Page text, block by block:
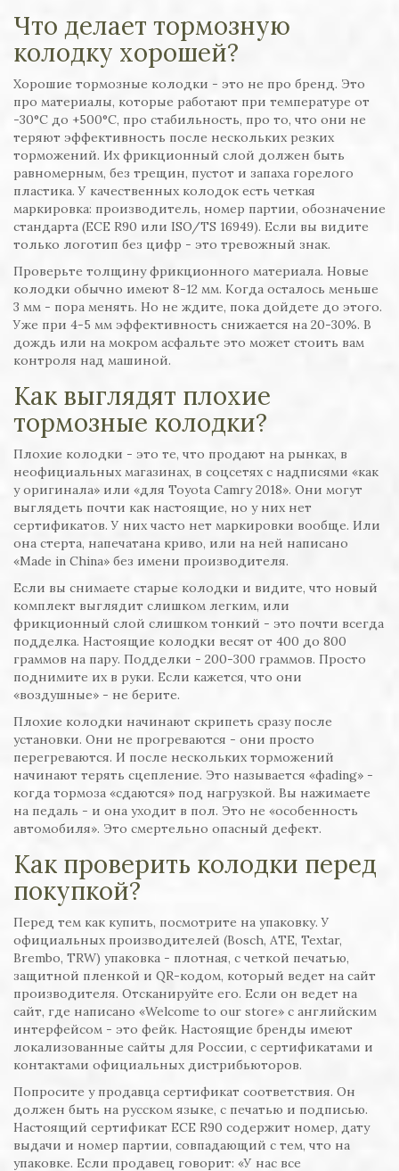
Что делает тормозную
колодку хорошей?
Хорошие тормозные колодки - это не про бренд. Это
про материалы, которые работают при температуре от
-30°C до +500°C, про стабильность, про то, что они не
теряют эффективность после нескольких резких
торможений. Их фрикционный слой должен быть
равномерным, без трещин, пустот и запаха горелого
пластика. У качественных колодок есть четкая
маркировка: производитель, номер партии, обозначение
стандарта (ECE R90 или ISO/TS 16949). Если вы видите
только логотип без цифр - это тревожный знак.
Проверьте толщину фрикционного материала. Новые
колодки обычно имеют 8-12 мм. Когда осталось меньше
3 мм - пора менять. Но не ждите, пока дойдете до этого.
Уже при 4-5 мм эффективность снижается на 20-30%. В
дождь или на мокром асфальте это может стоить вам
контроля над машиной.
Как выглядят плохие
тормозные колодки?
Плохие колодки - это те, что продают на рынках, в
неофициальных магазинах, в соцсетях с надписями «как
у оригинала» или «для Toyota Camry 2018». Они могут
выглядеть почти как настоящие, но у них нет
сертификатов. У них часто нет маркировки вообще. Или
она стерта, напечатана криво, или на ней написано
«Made in China» без имени производителя.
Если вы снимаете старые колодки и видите, что новый
комплект выглядит слишком легким, или
фрикционный слой слишком тонкий - это почти всегда
подделка. Настоящие колодки весят от 400 до 800
граммов на пару. Подделки - 200-300 граммов. Просто
поднимите их в руки. Если кажется, что они
«воздушные» - не берите.
Плохие колодки начинают скрипеть сразу после
установки. Они не прогреваются - они просто
перегреваются. И после нескольких торможений
начинают терять сцепление. Это называется «фading» -
когда тормоза «сдаются» под нагрузкой. Вы нажимаете
на педаль - и она уходит в пол. Это не «особенность
автомобиля». Это смертельно опасный дефект.
Как проверить колодки перед
покупкой?
Перед тем как купить, посмотрите на упаковку. У
официальных производителей (Bosch, ATE, Textar,
Brembo, TRW) упаковка - плотная, с четкой печатью,
защитной пленкой и QR-кодом, который ведет на сайт
производителя. Отсканируйте его. Если он ведет на
сайт, где написано «Welcome to our store» с английским
интерфейсом - это фейк. Настоящие бренды имеют
локализованные сайты для России, с сертификатами и
контактами официальных дистрибьюторов.
Попросите у продавца сертификат соответствия. Он
должен быть на русском языке, с печатью и подписью.
Настоящий сертификат ECE R90 содержит номер, дату
выдачи и номер партии, совпадающий с тем, что на
упаковке. Если продавец говорит: «У нас все